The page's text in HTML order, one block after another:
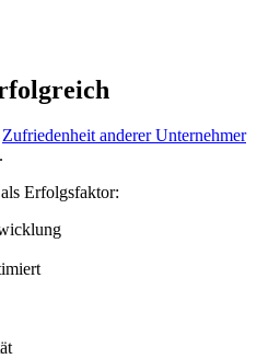
Zufriedenheit anderer Unternehmer
.
Erfolgsfaktor: